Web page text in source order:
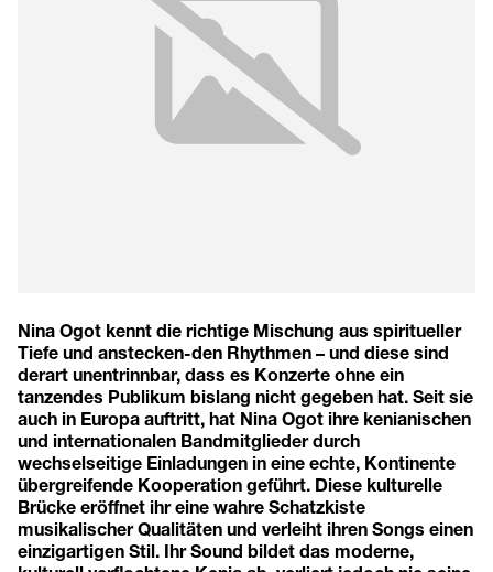
Nina Ogot kennt die richtige Mischung aus spiritueller
Tiefe und anstecken-den Rhythmen – und diese sind
derart unentrinnbar, dass es Konzerte ohne ein
tanzendes Publikum bislang nicht gegeben hat. Seit sie
auch in Europa auftritt, hat Nina Ogot ihre kenianischen
und internationalen Bandmitglieder durch
wechselseitige Einladungen in eine echte, Kontinente
übergreifende Kooperation geführt. Diese kulturelle
Brücke eröffnet ihr eine wahre Schatzkiste
musikalischer Qualitäten und verleiht ihren Songs einen
einzigartigen Stil. Ihr Sound bildet das moderne,